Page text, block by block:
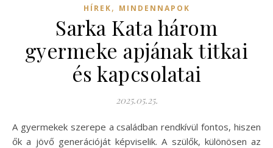
HÍREK, MINDENNAPOK
Sarka Kata három
gyermeke apjának titkai
és kapcsolatai
2025.05.25.
A gyermekek szerepe a családban rendkívül fontos, hiszen
ők a jövő generációját képviselik. A szülők, különösen az